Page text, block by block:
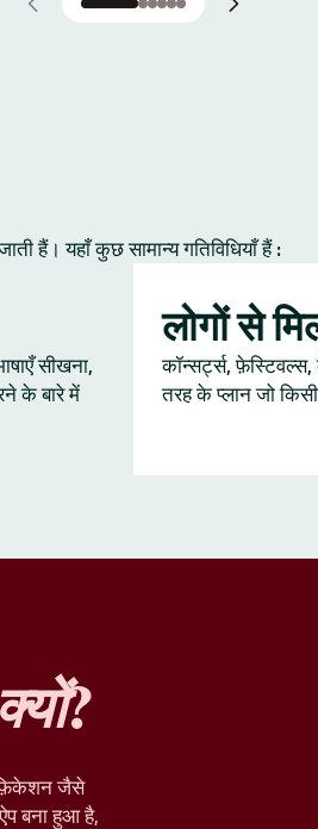
हैं। यहाँ कुछ सामान्य गतिविधियाँ हैं :
सीखना,
के बारे में
लोगों से
कॉन्सर्ट्स,
तरह के प्लान जो
?
जैसे
बना हुआ है,